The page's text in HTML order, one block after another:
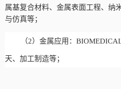
属基复合材料、金属表面工程、纳
与仿真等；
（2）金属应用：
天、加工制造等；